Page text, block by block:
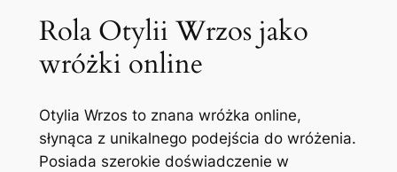
Rola Otylii Wrzos jako
wróżki online
Otylia Wrzos to znana wróżka online,
słynąca z unikalnego podejścia do wróżenia.
Posiada szerokie doświadczenie w